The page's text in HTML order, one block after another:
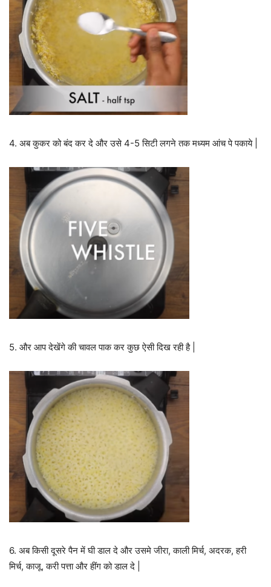
4. अब कुकर को बंद कर दे और उसे 4-5 सिटी लगने तक मध्यम आंच पे पकाये |
5. और आप देखेंगे की चावल पाक कर कुछ ऐसी दिख रही है |
6. अब किसी दूसरे पैन में घी डाल दे और उसमे जीरा, काली मिर्च, अदरक, हरी
मिर्च, काजू, करी पत्ता और हींग को डाल दे |